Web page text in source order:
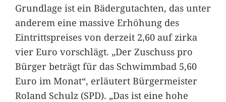
Grundlage ist ein Bädergutachten, das unter
anderem eine massive Erhöhung des
Eintrittspreises von derzeit 2,60 auf zirka
vier Euro vorschlägt. „Der Zuschuss pro
Bürger beträgt für das Schwimmbad 5,60
Euro im Monat“, erläutert Bürgermeister
Roland Schulz (SPD). „Das ist eine hohe